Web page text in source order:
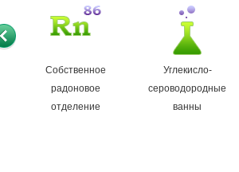
Собственное
радоновое
отделение
Углекисло-
сероводородные
ванны